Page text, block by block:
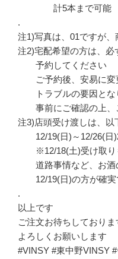
計5本まで可能
.
注1)写真は、01ですが
注2)宅配希望の方は、必
予約してください
ご予約後、安易に変
トラブルの要因とな
事前にご確認の上、
注3)店頭受け渡しは、以
12/19(日)～12/26(日
※12/18(土)受け取り
道路事情など、お酒
12/19(日)の方が確実
.
以上です
ご注文お待ちしておりま
よろしくお願いします
#VINSY #東中野VINSY